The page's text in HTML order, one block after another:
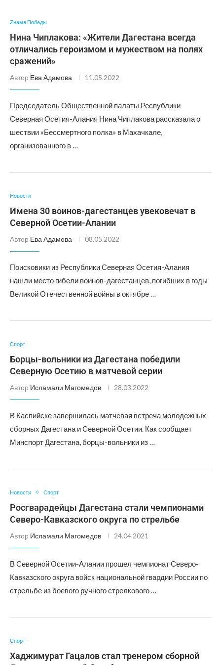
Zнамя Победы
Нина Чиплакова: «Жители Дагестана всегда
отличались героизмом и мужеством на полях
сражений»
Автор Ева Адамова 11.05.2022
Председатель Общественной палаты Республики
Северная Осетия-Алания Нина Чиплакова рассказала о
шествии «Бессмертного полка» в Махачкале,
организованного в …
Новости
Имена 30 воинов-дагестанцев увековечат в
Северной Осетии-Алании
Автор Ева Адамова 08.05.2022
Поисковики из Республики Северная Осетия-Алания
нашли место гибели воинов-дагестанцев, погибших в годы
Великой Отечественной войны в октябре …
Спорт
Борцы-вольники из Дагестана победили
Северную Осетию в матчевой серии
Автор Исламали Магомедов 28.03.2022
В Каспийске завершилась матчевая встреча молодежных
сборных Дагестана и Северной Осетии. Как сообщает
Минспорт Дагестана, борцы-вольники из …
Новости Спорт
Росгварадейцы Дагестана стали чемпионами
Северо-Кавказского округа по стрельбе
Автор Исламали Магомедов 24.04.2021
В Северной Осетии-Алании прошел чемпионат Северо-
Кавказского округа войск национальной гвардии России по
стрельбе из боевого ручного стрелкового …
Спорт
Хаджимурат Гацалов стал тренером сборной